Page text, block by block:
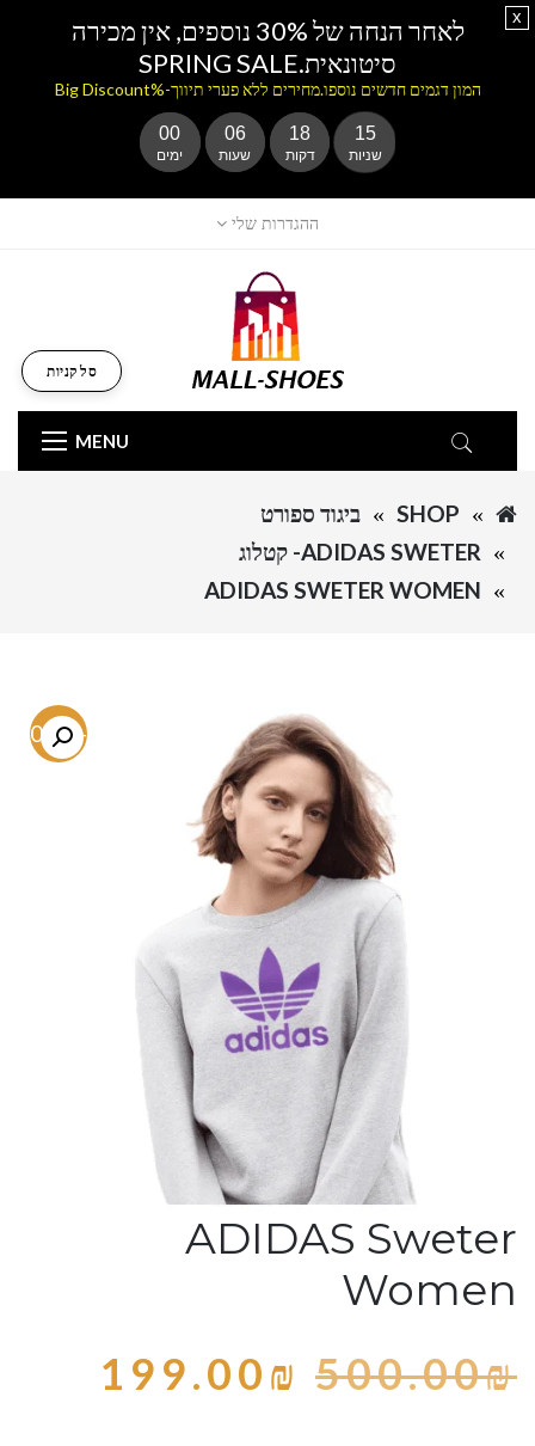
ההגדרות שלי
MENU
סל קניות
SHOP
ביגוד ספורט
ADIDAS SWETER- קטלוג
ADIDAS SWETER WOMEN
-60.2%
ADIDAS Sweter
Women
500.00₪
199.00₪
לאחר הנחה של 30% נוספים, אין מכירה
סיטונאית.SPRING SALE
המון דגמים חדשים נוספו.מחירים ללא פערי תיווך-%Big Discount
00
ימים
06
שעות
18
דקות
15
שניות
x